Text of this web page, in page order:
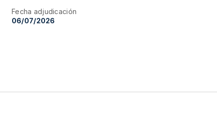
Fecha adjudicación
06/07/2026